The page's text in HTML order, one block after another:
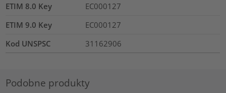
ETIM 8.0 Key
EC000127
ETIM 9.0 Key
EC000127
Kod UNSPSC
31162906
Podobne produkty